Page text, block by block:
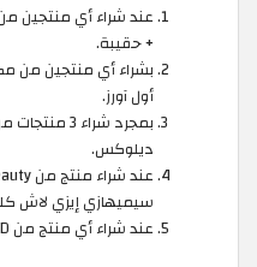
عند شراء أي منتجين
+ حقيبة.
أول آورز.
ديلوكس.
سيميهازي إيزي لاش
عند شراء أي منتج من KVD تحصلين على آيلاينر تاتو مجانًا.